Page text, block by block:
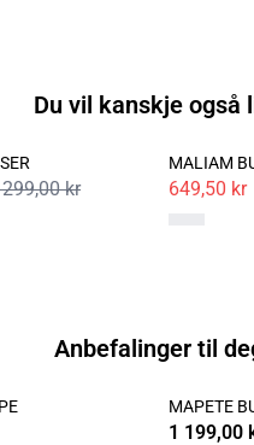
Du vil kanskje også
kr
MALIAM
649,50 kr
Anbefalinger til
MAPETE
1 199,00